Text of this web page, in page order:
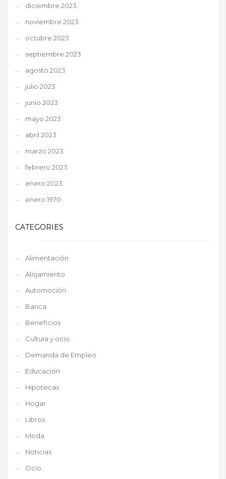
diciembre 2023
noviembre 2023
octubre 2023
septiembre 2023
agosto 2023
julio 2023
junio 2023
mayo 2023
abril 2023
marzo 2023
febrero 2023
enero 2023
enero 1970
CATEGORIES
Alimentación
Alojamiento
Automoción
Banca
Beneficios
Cultura y ocio
Demanda de Empleo
Educación
Hipotecas
Hogar
Libros
Moda
Noticias
Ocio